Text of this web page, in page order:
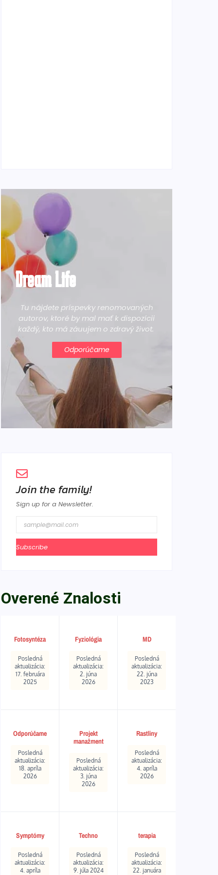
Dream Life
Tu nájdete príspevky renomovaných
autorov, ktoré by mal mať k dispozícii
každý, kto má záuujem o zdravý život.
Odporúčame
Join the family!
Sign up for a Newsletter.
Subscribe
Overené Znalosti
Fotosyntéza
Posledná
aktualizácia:
17. februára
2025
Fyziológia
Posledná
aktualizácia:
2. júna
2026
MD
Posledná
aktualizácia:
22. júna
2023
Odporúčame
Posledná
aktualizácia:
18. apríla
2026
Projekt
manažment
Posledná
aktualizácia:
3. júna
2026
Rastliny
Posledná
aktualizácia:
4. apríla
2026
Symptómy
Posledná
aktualizácia:
4. apríla
Techno
Posledná
aktualizácia:
9. júla 2024
terapia
Posledná
aktualizácia:
22. januára